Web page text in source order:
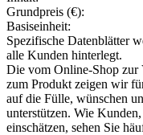
Grundpreis (€):
Basiseinheit:
Spezifische Datenblätter
alle Kunden hinterlegt.
Die vom Online-Shop zur
zum Produkt zeigen wir
auf die Fülle, wünschen
unterstützen. Wie
einschätzen, sehen Sie